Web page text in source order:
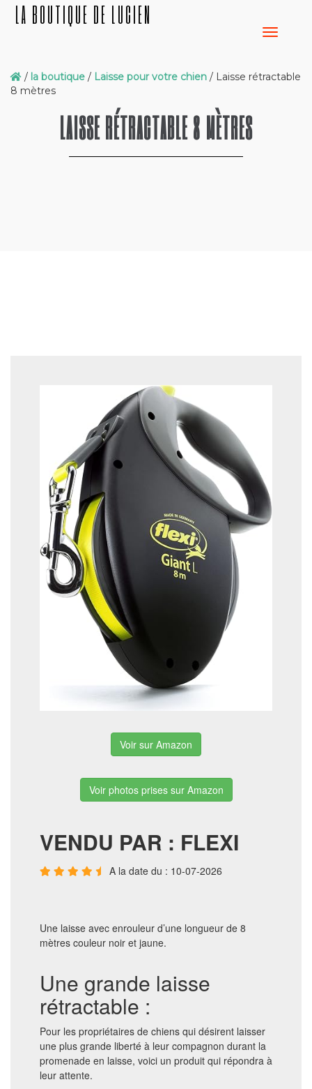
LA BOUTIQUE DE LUCIEN
/ la boutique / Laisse pour votre chien / Laisse rétractable
8 mètres
LAISSE RÉTRACTABLE 8 MÈTRES
Voir sur Amazon
Voir photos prises sur Amazon
VENDU PAR : FLEXI
A la date du : 10-07-2026
Une laisse avec enrouleur d’une longueur de 8
mètres couleur noir et jaune.
Une grande laisse
rétractable :
Pour les propriétaires de chiens qui désirent laisser
une plus grande liberté à leur compagnon durant la
promenade en laisse, voici un produit qui répondra à
leur attente.